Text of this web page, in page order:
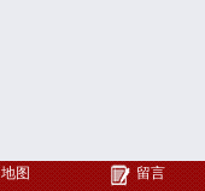
地图 留言